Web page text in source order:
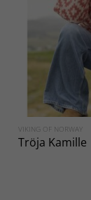
VIKING OF NORWAY
Tröja Kamille